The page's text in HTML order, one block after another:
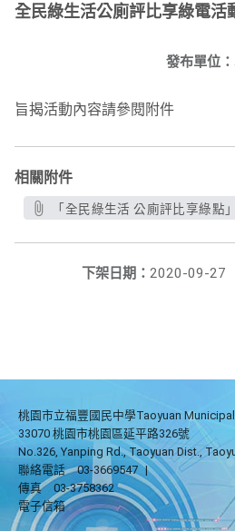
全民綠生活公廁評比享綠電活
發布單位：
旨揭活動內容請參閱附件
相關附件
「全民綠生活 公廁評比
下架日期： 2020-09-27
桃園市立福豐國民中學Taoyuan
33070 桃園市桃園區延平路326號
No.326, Yanping Rd., Taoyuan Dist.,
聯絡電話
03-3669547 |
傳真
03-3758362
電子信箱